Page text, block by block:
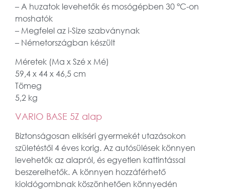
– A huzatok levehetők és mosógépben 30 °C-on
moshatók
– Megfelel az i-Size szabványnak
– Németországban készült
Méretek (Ma x Szé x Mé)
59,4 x 44 x 46,5 cm
Tömeg
5,2 kg
VARIO BASE 5Z alap
Biztonságosan elkíséri gyermekét utazásokon
születéstől 4 éves korig. Az autósülések könnyen
levehetők az alapról, és egyetlen kattintással
beszerelhetők. A könnyen hozzáférhető
kioldógombnak köszönhetően könnyedén